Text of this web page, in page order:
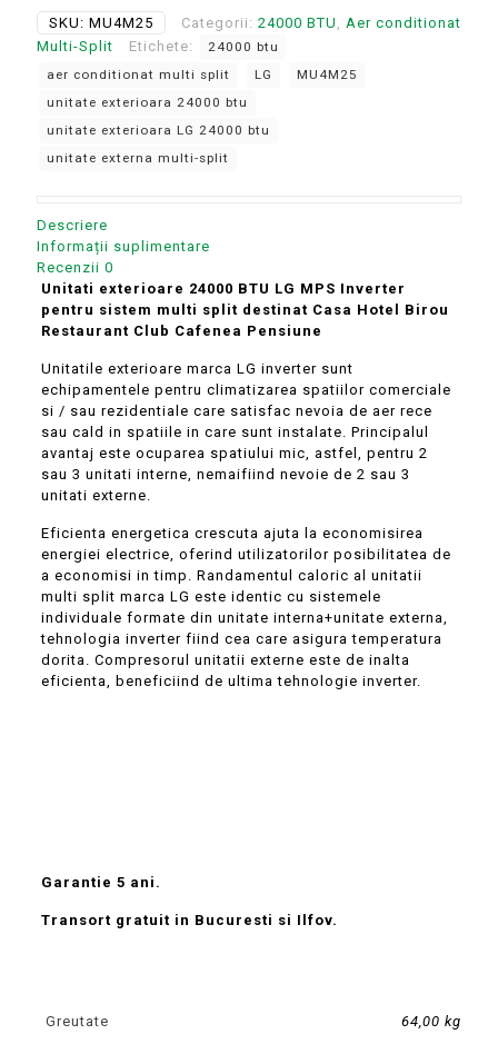
24000
BTU
LG
MPS
Inverter
sistem
multi
destinat
Casa
Hotel
Birou
Restaurant
Club
Pensiune
SKU: MU4M25 Categorii: 24000 BTU , Aer conditionat
Multi-Split
Etichete:
24000 btu
aer conditionat multi split
LG
MU4M25
unitate exterioara 24000 btu
unitate exterioara LG 24000 btu
unitate externa multi-split
Descriere
Informații suplimentare
Recenzii 0
Unitati exterioare 24000 BTU LG MPS Inverter
pentru sistem multi split destinat Casa Hotel Birou
Restaurant Club Cafenea Pensiune
Unitatile exterioare marca LG inverter sunt
echipamentele pentru climatizarea spatiilor comerciale
si / sau rezidentiale care satisfac nevoia de aer rece
sau cald in spatiile in care sunt instalate. Principalul
avantaj este ocuparea spatiului mic, astfel, pentru 2
sau 3 unitati interne, nemaifiind nevoie de 2 sau 3
unitati externe.
Eficienta energetica crescuta ajuta la economisirea
energiei electrice, oferind utilizatorilor posibilitatea de
a economisi in timp. Randamentul caloric al unitatii
multi split marca LG este identic cu sistemele
individuale formate din unitate interna+unitate externa,
tehnologia inverter fiind cea care asigura temperatura
dorita. Compresorul unitatii externe este de inalta
eficienta, beneficiind de ultima tehnologie inverter.
Garantie 5 ani.
Transort gratuit in Bucuresti si Ilfov.
Greutate 64,00 kg